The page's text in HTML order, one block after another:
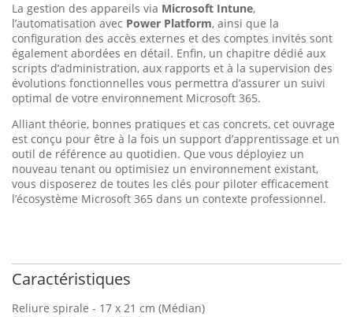
La gestion des appareils via Microsoft Intune,
l’automatisation avec Power Platform, ainsi que la
configuration des accès externes et des comptes invités sont
également abordées en détail. Enfin, un chapitre dédié aux
scripts d’administration, aux rapports et à la supervision des
évolutions fonctionnelles vous permettra d’assurer un suivi
optimal de votre environnement Microsoft 365.
Alliant théorie, bonnes pratiques et cas concrets, cet ouvrage
est conçu pour être à la fois un support d’apprentissage et un
outil de référence au quotidien. Que vous déployiez un
nouveau tenant ou optimisiez un environnement existant,
vous disposerez de toutes les clés pour piloter efficacement
l’écosystème Microsoft 365 dans un contexte professionnel.
Caractéristiques
Reliure spirale - 17 x 21 cm (Médian)